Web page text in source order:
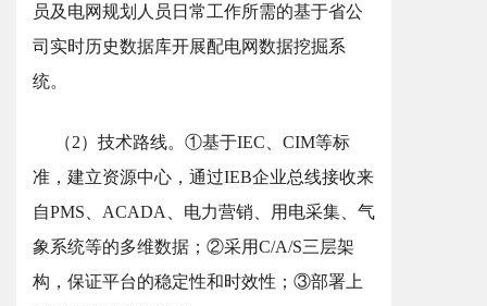
员及电网规划人员日常工作所需的基于省公
司实时历史数据库开展配电网数据挖掘系
统。
（2）技术路线。①基于IEC、CIM等标
准，建立资源中心，通过IEB企业总线接收来
自PMS、ACADA、电力营销、用电采集、气
象系统等的多维数据；②采用C/A/S三层架
构，保证平台的稳定性和时效性；③部署上